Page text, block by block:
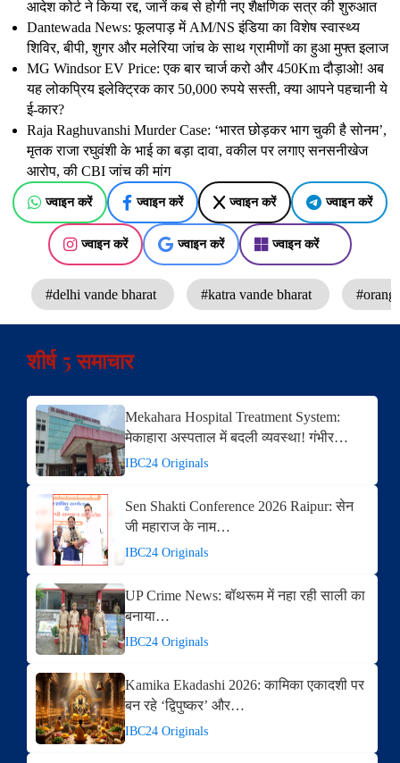
आदेश कोर्ट ने किया रद्द, जानें कब से होगी नए शैक्षणिक सत्र की शुरुआत
Dantewada News: फूलपाड़ में AM/NS इंडिया का विशेष स्वास्थ्य
शिविर, बीपी, शुगर और मलेरिया जांच के साथ ग्रामीणों का हुआ मुफ्त इलाज
MG Windsor EV Price: एक बार चार्ज करो और 450Km दौड़ाओ! अब
यह लोकप्रिय इलेक्ट्रिक कार 50,000 रुपये सस्ती, क्या आपने पहचानी ये
ई-कार?
Raja Raghuvanshi Murder Case: ‘भारत छोड़कर भाग चुकी है सोनम’,
मृतक राजा रघुवंशी के भाई का बड़ा दावा, वकील पर लगाए सनसनीखेज
आरोप, की CBI जांच की मांग
ज्वाइन करें ज्वाइन करें ज्वाइन करें ज्वाइन करें
ज्वाइन करें ज्वाइन करें ज्वाइन करें
#delhi vande bharat #katra vande bharat
शीर्ष 5 समाचार
Mekahara Hospital Treatment System:
मेकाहारा अस्पताल में बदली व्यवस्था! गंभीर…
IBC24 Originals
Sen Shakti Conference 2026 Raipur: सेन
जी महाराज के नाम…
IBC24 Originals
UP Crime News: बॉथरूम में नहा रही साली का
बनाया…
IBC24 Originals
Kamika Ekadashi 2026: कामिका एकादशी पर
बन रहे ‘द्विपुष्कर’ और…
IBC24 Originals